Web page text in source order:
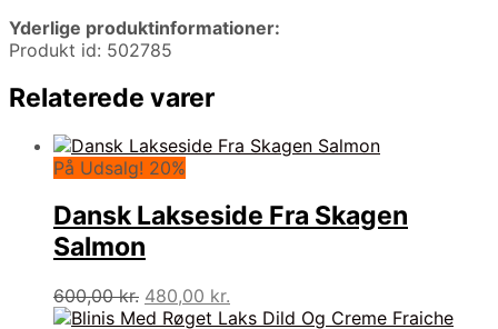
Yderlige produktinformationer:
Produkt id: 502785
Relaterede varer
På Udsalg! 20%
Dansk Lakseside Fra Skagen
Salmon
600,00kr. Den
oprindelige
480,00 kr.
aktuelle